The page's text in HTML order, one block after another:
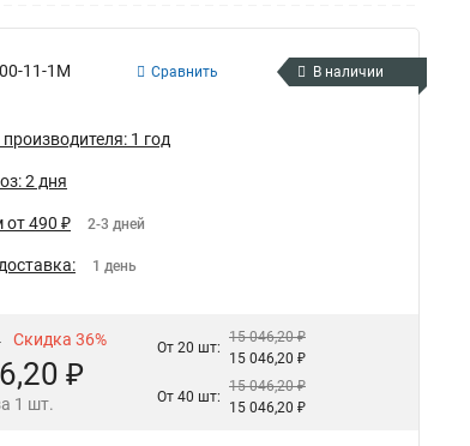
11-1M Сравнить В наличии
1 год
2 дня
от 490 ₽ 2-3 дней
1 день
Скидка 36%
₽
1 шт.
От 20 шт:
15 046,20 ₽
15 046,20 ₽
От 40 шт:
15 046,20 ₽
15 046,20 ₽